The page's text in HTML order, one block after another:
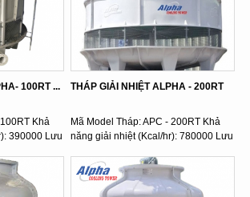
100RT ...
Khả
390000 Lưu
THÁP GIẢI NHIỆT ALPHA - 200RT
Mã Model Tháp: APC - 200RT Khả
năng giải nhiệt (Kcal/hr): 780000 Lưu